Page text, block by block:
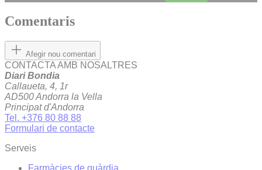
Comentaris
Afegir nou comentari
CONTACTA AMB NOSALTRES
Diari Bondia
Callaueta, 4, 1r
AD500 Andorra la Vella
Principat d'Andorra
Tel. +376 80 88 88
Formulari de contacte
Serveis